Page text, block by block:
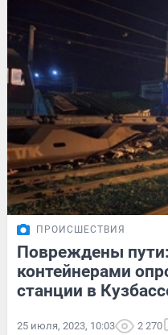
ПРОИСШЕСТВИЯ
Повреждены
контейнерами
станции в
25 июля, 2023, 10:03 2 270